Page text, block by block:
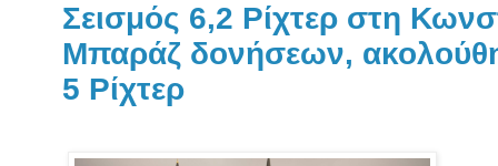
Σεισμός 6,2 Ρίχτερ στη
Μπαράζ δονήσεων,
5 Ρίχτερ